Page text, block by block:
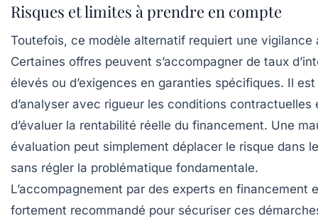
Risques et limites à prendre en compte
Toutefois, ce modèle alternatif requiert une vigilance
Certaines offres peuvent s’accompagner de taux
élevés ou d’exigences en garanties spécifiques. Il
d’analyser avec rigueur les conditions contractuelles
d’évaluer la rentabilité réelle du financement. Une
évaluation peut simplement déplacer le risque dans
sans régler la problématique fondamentale.
L’accompagnement par des experts en financement
fortement recommandé pour sécuriser ces